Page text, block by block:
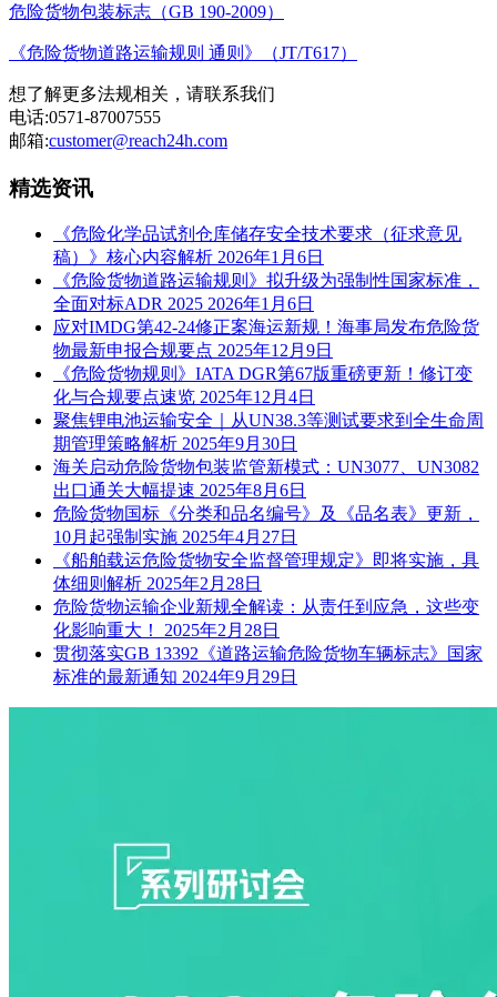
危险货物包装标志（GB 190-2009）
《危险货物道路运输规则 通则》（JT/T617）
想了解更多法规相关，请联系我们
电话:0571-87007555
邮箱:customer@reach24h.com
精选资讯
《危险化学品试剂仓库储存安全技术要求（征求意见
稿）》核心内容解析 2026年1月6日
《危险货物道路运输规则》拟升级为强制性国家标准，
全面对标ADR 2025 2026年1月6日
应对IMDG第42-24修正案海运新规！海事局发布危险货
物最新申报合规要点 2025年12月9日
《危险货物规则》IATA DGR第67版重磅更新！修订变
化与合规要点速览 2025年12月4日
聚焦锂电池运输安全｜从UN38.3等测试要求到全生命周
期管理策略解析 2025年9月30日
海关启动危险货物包装监管新模式：UN3077、UN3082
出口通关大幅提速 2025年8月6日
危险货物国标《分类和品名编号》及《品名表》更新，
10月起强制实施 2025年4月27日
《船舶载运危险货物安全监督管理规定》即将实施，具
体细则解析 2025年2月28日
危险货物运输企业新规全解读：从责任到应急，这些变
化影响重大！
2025年2月28日
贯彻落实GB 13392《道路运输危险货物车辆标志》国家
标准的最新通知 2024年9月29日